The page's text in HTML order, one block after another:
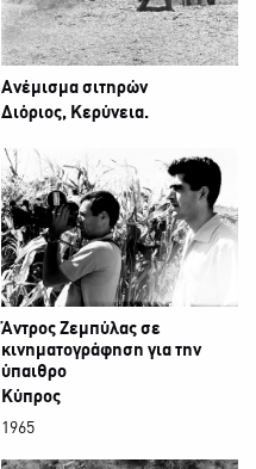
Ανέμισμα σιτηρών
Διόριος, Κερύνεια.
Άντρος Ζεμπύλας σε
κινηματογράφηση για την
ύπαιθρο
Κύπρος
1965